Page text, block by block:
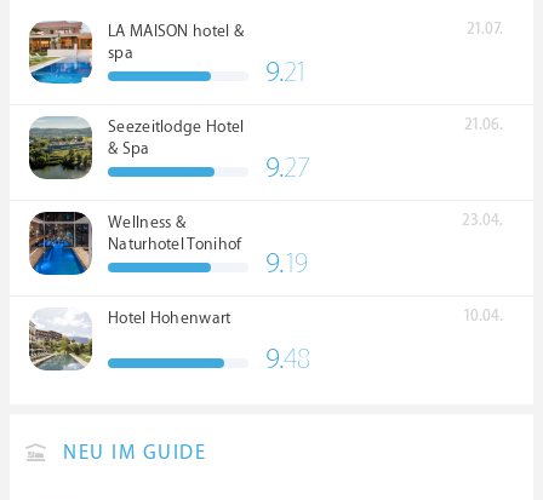
LA MAISON hotel &
spa
21.07.
9.21
Seezeitlodge Hotel
& Spa
21.06.
9.27
Wellness &
Naturhotel Tonihof
****S
23.04.
9.19
Hotel Hohenwart 10.04.
9.48
NEU IM GUIDE